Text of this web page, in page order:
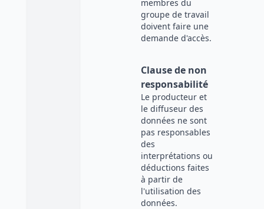
membres du
groupe de travail
doivent faire une
demande d'accès.
Clause de non
responsabilité
Le producteur et
le diffuseur des
données ne sont
pas responsables
des
interprétations ou
déductions faites
à partir de
l'utilisation des
données.